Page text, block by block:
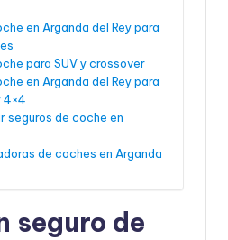
en Arganda del Rey para
para SUV y crossover
en Arganda del Rey para
4×4
seguros de coche en
de coches en Arganda
seguro de